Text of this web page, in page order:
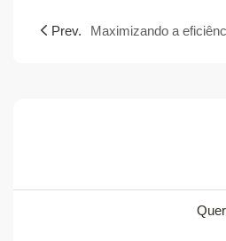
Prev. Maximizando a